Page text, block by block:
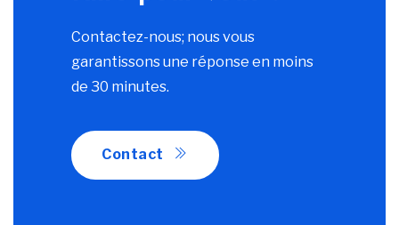
Contactez-nous; nous vous
garantissons une réponse en moins
de 30 minutes.
Contact